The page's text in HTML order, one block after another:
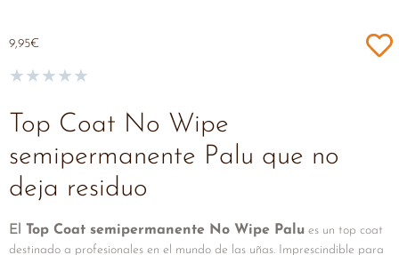
9,95€
★★★★★
Top Coat No Wipe
semipermanente Palu que no
deja residuo
El Top Coat semipermanente No Wipe Palu es un top coat
destinado a profesionales en el mundo de las uñas. Imprescindible para